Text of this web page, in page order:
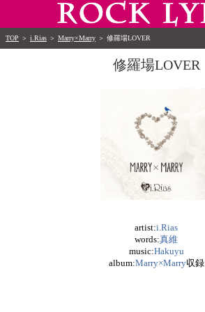
TOP ＞ i.Rias ＞ Marry×Marry ＞ 修羅場LOVER
修羅場LOVER
artist:i.Rias
words:真維
music:Hakuyu
album:Marry×Marry収録